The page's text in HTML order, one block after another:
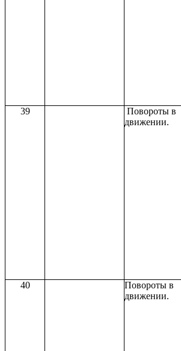
39
Повороты в
движении.
40
Повороты в
движении.